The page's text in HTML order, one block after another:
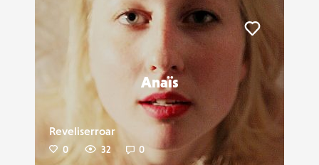
Anaïs
Reveliserroar
0 32 0